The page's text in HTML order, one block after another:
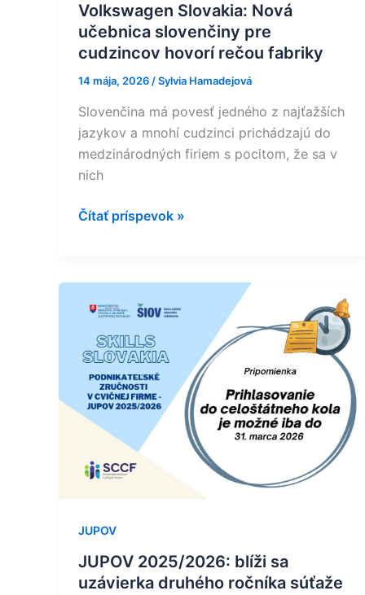
Volkswagen Slovakia: Nová
učebnica slovenčiny pre
cudzincov hovorí rečou fabriky
14 mája, 2026/Sylvia Hamadejová
Slovenčina má povesť jedného z najťažších
jazykov a mnohí cudzinci prichádzajú do
medzinárodných firiem s pocitom, že sa v
nich
Čítať príspevok »
JUPOV
JUPOV 2025/2026: blíži sa
uzávierka druhého ročníka súťaže
2025/2026:
blíži
sa
uzávierka
druhého
ročníka
súťaže